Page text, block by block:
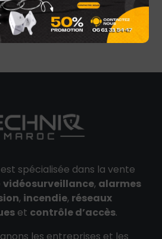
est spécialisée dans la vente
vidéosurveillance, alarmes
, incendie, réseaux
et contrôle d’accès.
les entreprises et les